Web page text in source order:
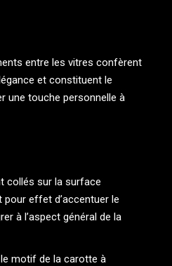
entre les vitres confèrent
et constituent le
une touche personnelle à
collés sur la surface
effet d’accentuer le
à l’aspect général de la
motif de la carotte à